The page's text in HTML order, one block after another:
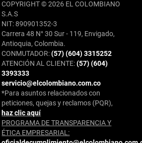
COPYRIGHT © 2026 EL COLOMBIANO
S.A.S
NIT: 890901352-3
Carrera 48 N° 30 Sur - 119, Envigado,
Antioquia, Colombia.
CONMUTADOR:(57) (604) 3315252
ATENCIÓN AL CLIENTE:(57) (604)
3393333
servicio@elcolombiano.com.co
*Para asuntos relacionados con
peticiones, quejas y reclamos (PQR),
haz clic aquí
PROGRAMA DE TRANSPARENCIA Y
ÉTICA EMPRESARIAL: